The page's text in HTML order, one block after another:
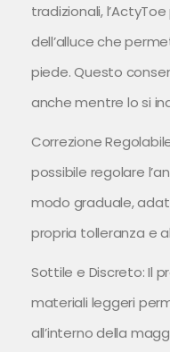
tradizionali,
dell’alluce che
piede. Questo
anche mentre lo si
Correzione
possibile regolare
modo graduale,
propria tolleranza e
Sottile e Discreto: Il
materiali leggeri
all’interno della